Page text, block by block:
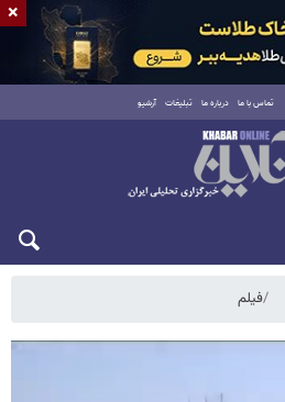
تماس با ما درباره ما تبلیغات آرشیو
فیلم
×